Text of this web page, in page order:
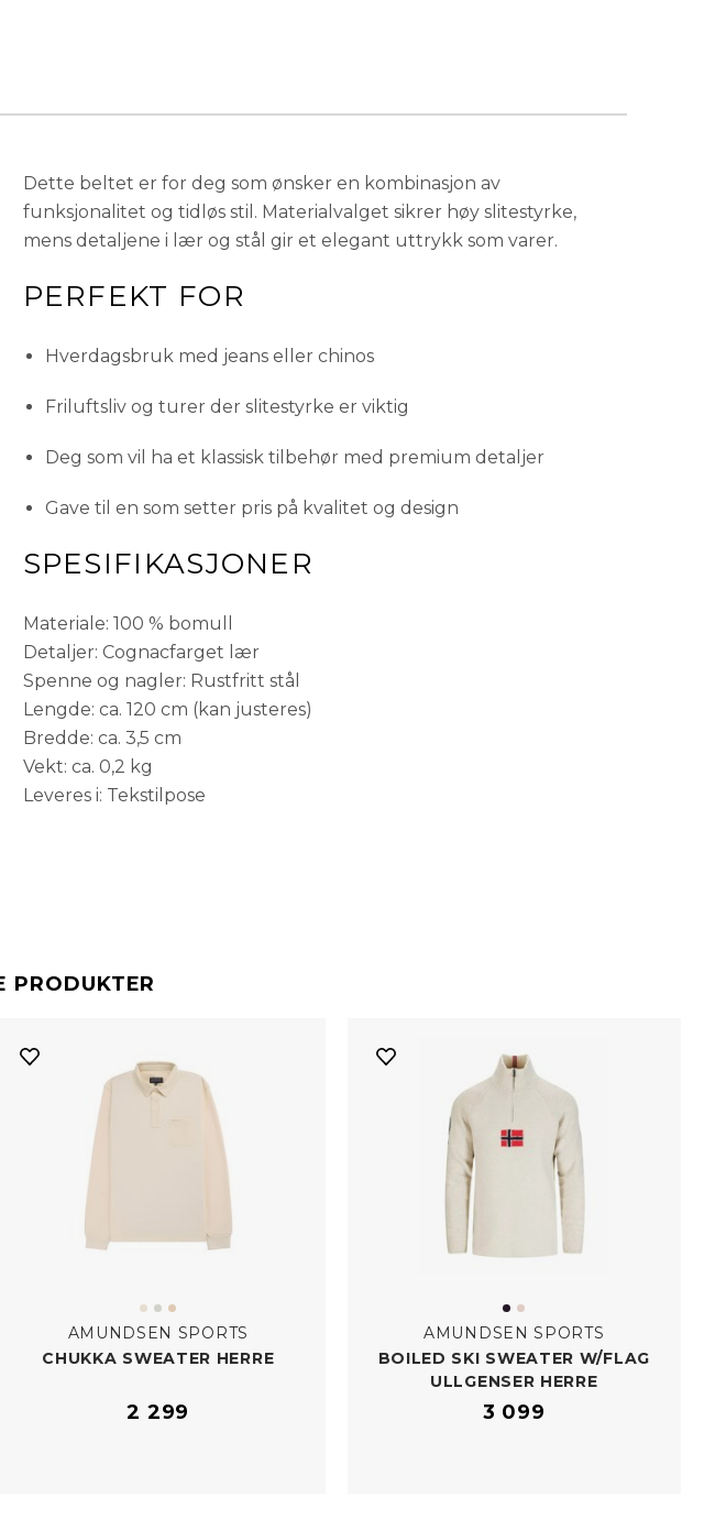
Dette beltet er for deg som ønsker en kombinasjon av
funksjonalitet og tidløs stil. Materialvalget sikrer høy slitestyrke,
mens detaljene i lær og stål gir et elegant uttrykk som varer.
PERFEKT FOR
Hverdagsbruk med jeans eller chinos
Friluftsliv og turer der slitestyrke er viktig
Deg som vil ha et klassisk tilbehør med premium detaljer
Gave til en som setter pris på kvalitet og design
SPESIFIKASJONER
Materiale: 100 % bomull
Detaljer: Cognacfarget lær
Spenne og nagler: Rustfritt stål
Lengde: ca. 120 cm (kan justeres)
Bredde: ca. 3,5 cm
Vekt: ca. 0,2 kg
Leveres i: Tekstilpose
PRODUKTER
AMUNDSEN SPORTS
CHUKKA SWEATER HERRE
2 299
AMUNDSEN SPORTS
BOILED SKI SWEATER W/​FLAG
ULLGENSER HERRE
3 099